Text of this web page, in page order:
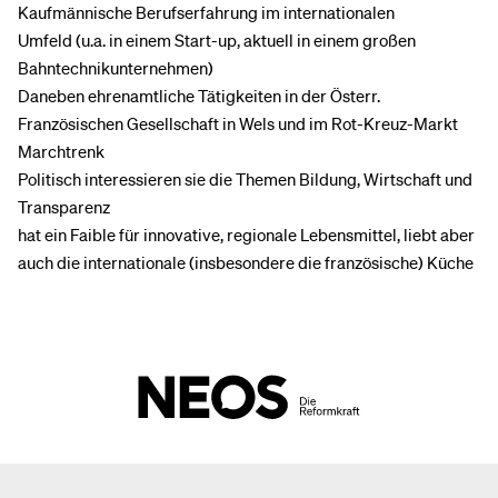
Kaufmännische Berufserfahrung im internationalen
Umfeld (u.a. in einem Start-up, aktuell in einem großen
Bahntechnikunternehmen)
Daneben ehrenamtliche Tätigkeiten in der Österr.
Französischen Gesellschaft in Wels und im Rot-Kreuz-Markt
Marchtrenk
Politisch interessieren sie die Themen Bildung, Wirtschaft und
Transparenz
hat ein Faible für innovative, regionale Lebensmittel, liebt aber
auch die internationale (insbesondere die französische) Küche